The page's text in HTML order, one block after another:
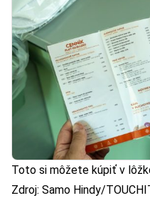
Toto si môžete kúpiť v
Zdroj: Samo Hindy/